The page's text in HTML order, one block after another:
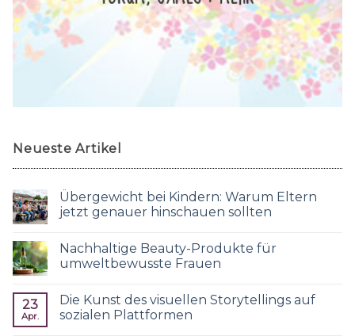
Neueste Artikel
Übergewicht bei Kindern: Warum Eltern
jetzt genauer hinschauen sollten
Nachhaltige Beauty-Produkte für
umweltbewusste Frauen
23
Apr.
Die Kunst des visuellen Storytellings auf
sozialen Plattformen